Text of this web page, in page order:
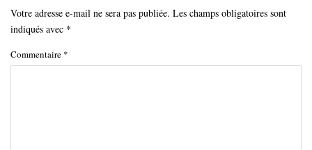
Votre adresse e-mail ne sera pas publiée. Les champs obligatoires sont
indiqués avec *
Commentaire *